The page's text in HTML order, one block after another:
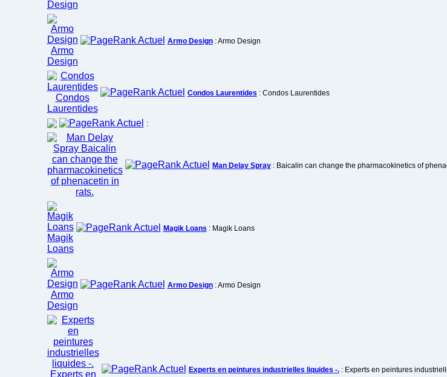
Armo Design: Armo Design
Condos Laurentides : Condos Laurentides
:
Man Delay Spray: Baicalin can change the pharmacokinetics of
Magik Loans : Magik Loans
Armo Design: Armo Design
Experts en peintures industrielles liquides -.: Experts en peintures